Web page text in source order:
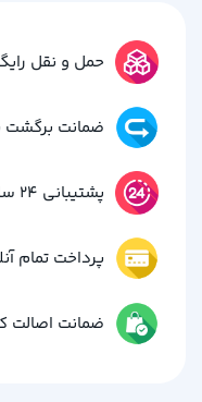
حمل و نقل
ضمانت برگشت
پشتیبانی 24 ساعته
پرداخت تمام
ضمانت اصالت